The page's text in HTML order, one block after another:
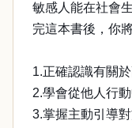
敏感人能在社會
完這本書後，你
1.正確認識有關
2.學會從他人行
3.掌握主動引導